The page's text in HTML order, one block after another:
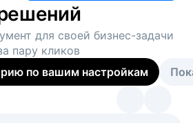
для своей бизнес-задачи
пару кликов
по вашим настройкам